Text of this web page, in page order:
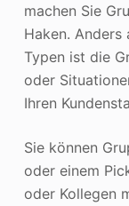
machen Sie
Haken. Anders
Typen ist die
oder
Ihren
Sie können
oder einem
oder Kollegen